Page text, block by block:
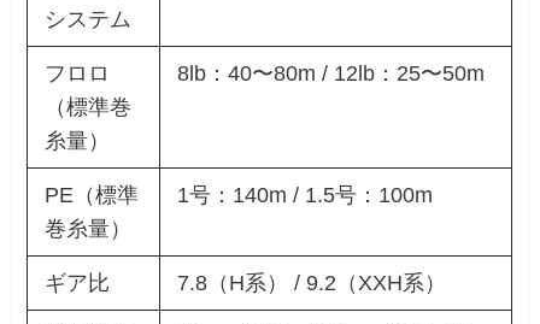
システム
フロロ
（標準巻
糸量）
8lb：40〜80m / 12lb：25〜50m
PE（標準
巻糸量）
1号：140m / 1.5号：100m
ギア比 7.8（H系） / 9.2（XXH系）